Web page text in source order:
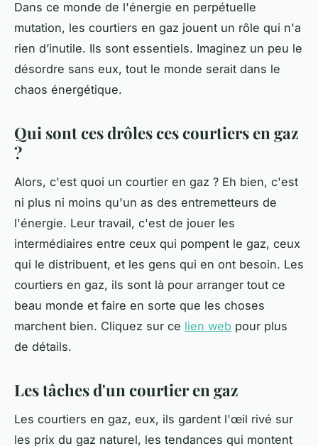
Dans ce monde de l'énergie en perpétuelle
mutation, les courtiers en gaz jouent un rôle qui n'a
rien d’inutile. Ils sont essentiels. Imaginez un peu le
désordre sans eux, tout le monde serait dans le
chaos énergétique.
Qui sont ces drôles ces courtiers en gaz
?
Alors, c'est quoi un courtier en gaz ? Eh bien, c'est
ni plus ni moins qu'un as des entremetteurs de
l'énergie. Leur travail, c'est de jouer les
intermédiaires entre ceux qui pompent le gaz, ceux
qui le distribuent, et les gens qui en ont besoin. Les
courtiers en gaz, ils sont là pour arranger tout ce
beau monde et faire en sorte que les choses
marchent bien. Cliquez sur ce lien web pour plus
de détails.
Les tâches d'un courtier en gaz
Les courtiers en gaz, eux, ils gardent l'œil rivé sur
les prix du gaz naturel, les tendances qui montent